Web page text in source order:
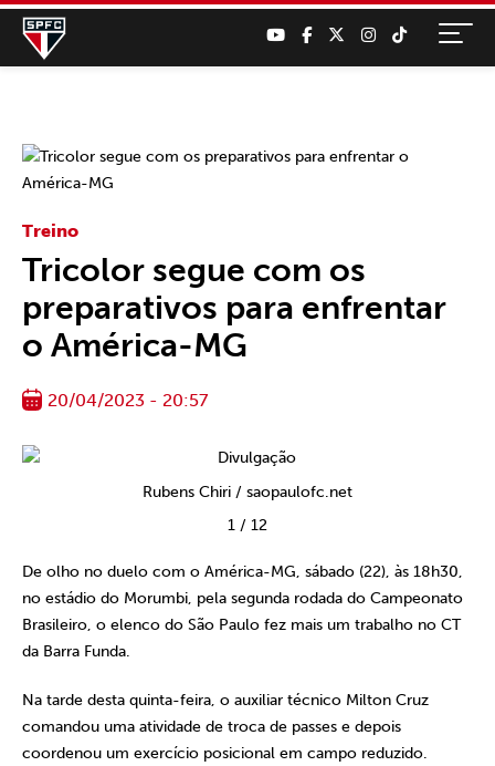
Treino
Tricolor segue com os
preparativos para enfrentar
o América-MG
20/04/2023 - 20:57
Rubens Chiri / saopaulofc.net
1 / 12
De olho no duelo com o América-MG, sábado (22), às 18h30,
no estádio do Morumbi, pela segunda rodada do Campeonato
Brasileiro, o elenco do São Paulo fez mais um trabalho no CT
da Barra Funda.
Na tarde desta quinta-feira, o auxiliar técnico Milton Cruz
comandou uma atividade de troca de passes e depois
coordenou um exercício posicional em campo reduzido.